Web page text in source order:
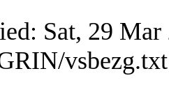
Sat, 29
vsbezg.txt